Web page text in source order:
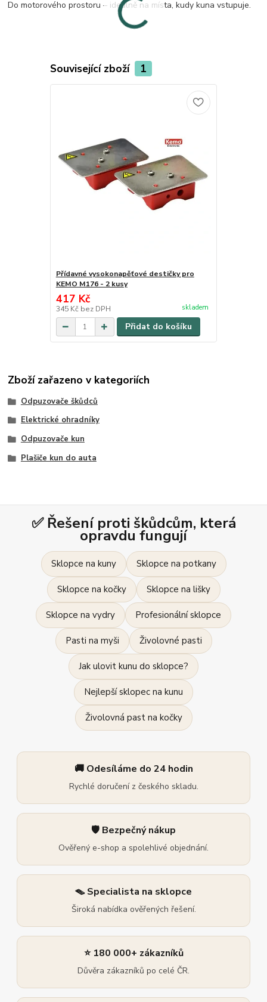
Do motorového prostoru – ideálně na místa, kudy kuna vstupuje.
Související zboží 1
Přídavné vysokonapěťové destičky pro
KEMO M176 - 2 kusy
417 Kč
345 Kč bez DPH skladem
Přidat do košíku
Zboží zařazeno v kategoriích
Odpuzovače škůdců
Elektrické ohradníky
Odpuzovače kun
Plašiče kun do auta
✅ Řešení proti škůdcům, která
opravdu fungují
Sklopce na kuny Sklopce na potkany
Sklopce na kočky Sklopce na lišky
Sklopce na vydry Profesionální sklopce
Pasti na myši Živolovné pasti
Jak ulovit kunu do sklopce?
Nejlepší sklopec na kunu
Živolovná past na kočky
🚚 Odesíláme do 24 hodin
Rychlé doručení z českého skladu.
🛡️ Bezpečný nákup
Ověřený e-shop a spolehlivé objednání.
🪤 Specialista na sklopce
Široká nabídka ověřených řešení.
⭐ 180 000+ zákazníků
Důvěra zákazníků po celé ČR.